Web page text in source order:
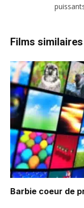
Films similaires
Barbie coeur de